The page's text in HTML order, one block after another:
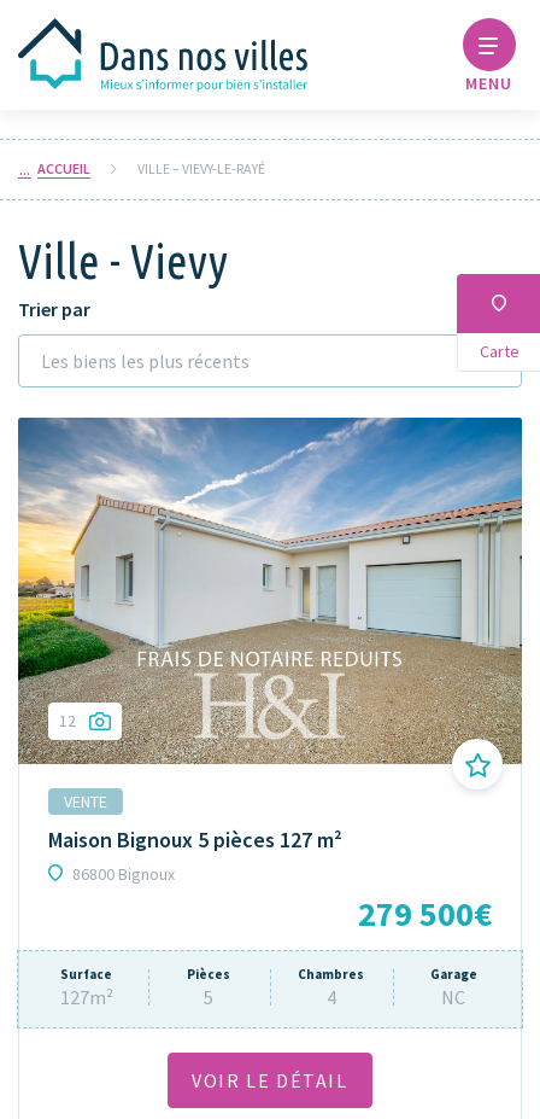
MENU
ACCUEIL VILLE – VIEVY-LE-RAYÉ
Ville - Vievy
Carte
Trier par
Les biens les plus récents
12
VENTE
Maison Bignoux 5 pièces 127 m²
86800 Bignoux
279 500€
Surface
127m²
Pièces
5
Chambres
4
Garage
NC
VOIR LE DÉTAIL